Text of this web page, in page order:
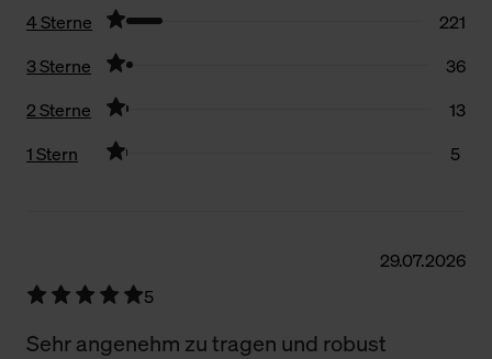
4 Sterne
221
3 Sterne
36
2 Sterne
13
1 Stern
5
29.07.2026
5
Sehr angenehm zu tragen und robust